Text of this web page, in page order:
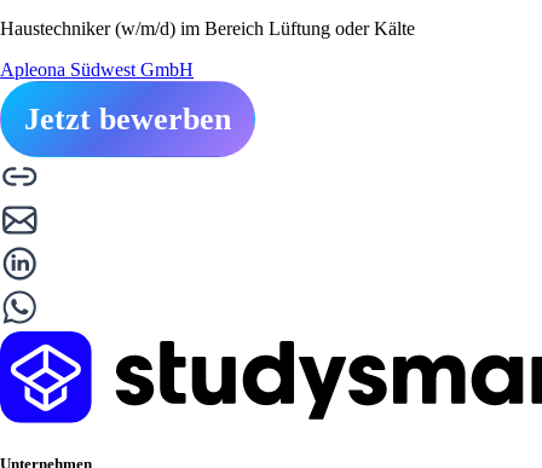
Haustechniker (w/m/d) im Bereich Lüftung oder Kälte
Apleona Südwest GmbH
Jetzt bewerben
Unternehmen